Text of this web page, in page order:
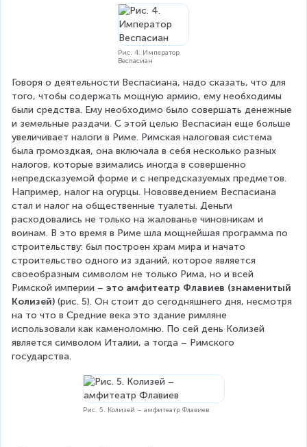
Рис. 4. Император
Веспасиан
Говоря о деятельности Веспасиана, надо сказать, что для
того, чтобы содержать мощную армию, ему необходимы
были средства. Ему необходимо было совершать денежные
и земельные раздачи. С этой целью Веспасиан еще больше
увеличивает налоги в Риме. Римская налоговая система
была громоздкая, она включала в себя несколько разных
налогов, которые взимались иногда в совершенно
непредсказуемой форме и с непредсказуемых предметов.
Например, налог на огурцы. Нововведением Веспасиана
стал и налог на общественные туалеты. Деньги
расходовались не только на жалованье чиновникам и
воинам. В это время в Риме шла мощнейшая программа по
строительству: был построен храм мира и начато
строительство одного из зданий, которое является
своеобразным символом не только Рима, но и всей
Римской империи – это амфитеатр Флавиев (знаменитый
Колизей) (рис. 5). Он стоит до сегодняшнего дня, несмотря
на то что в Средние века это здание римляне
использовали как каменоломню. По сей день Колизей
является символом Италии, а тогда – Римского
государства.
Рис. 5. Колизей – амфитеатр Флавиев